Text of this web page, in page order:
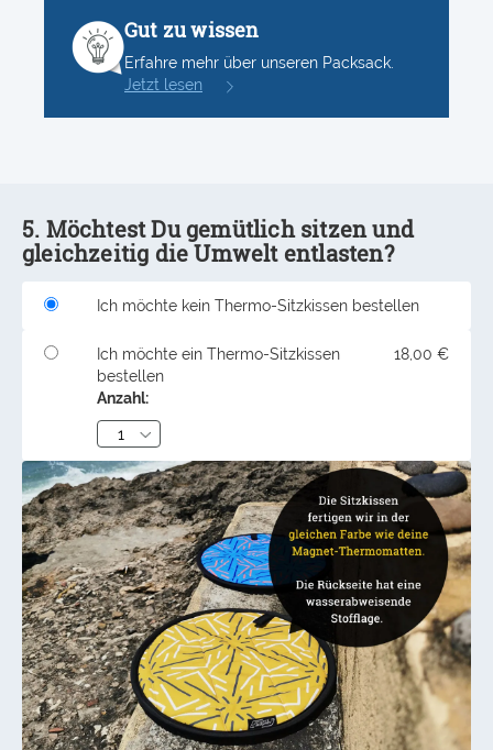
Gut zu wissen
Erfahre mehr über unseren Packsack.
Jetzt lesen
5. Möchtest Du gemütlich sitzen und
gleichzeitig die Umwelt entlasten?
Ich möchte kein Thermo-Sitzkissen bestellen
Ich möchte ein Thermo-Sitzkissen
bestellen
Anzahl:
18,00 €